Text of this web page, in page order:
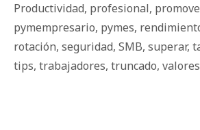
Productividad, profesional,
pymempresario, pymes,
rotación, seguridad, SMB, superar,
tips, trabajadores, truncado, valores